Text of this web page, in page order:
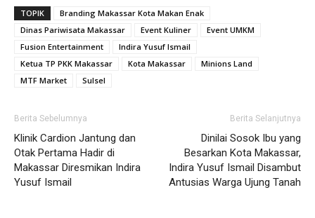
TOPIK
Branding Makassar Kota Makan Enak
Dinas Pariwisata Makassar
Event Kuliner
Event UMKM
Fusion Entertainment
Indira Yusuf Ismail
Ketua TP PKK Makassar
Kota Makassar
Minions Land
MTF Market
Sulsel
Berita Sebelumnya
Klinik Cardion Jantung dan
Otak Pertama Hadir di
Makassar Diresmikan Indira
Yusuf Ismail
Berita Selanjutnya
Dinilai Sosok Ibu yang
Besarkan Kota Makassar,
Indira Yusuf Ismail Disambut
Antusias Warga Ujung Tanah